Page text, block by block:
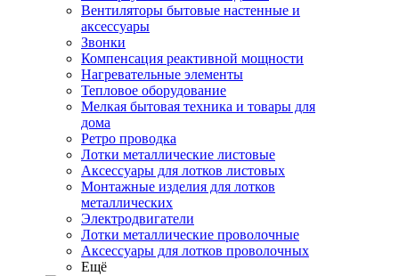
Вентиляторы бытовые настенные и
аксессуары
Звонки
Компенсация реактивной мощности
Нагревательные элементы
Тепловое оборудование
Мелкая бытовая техника и товары для
дома
Ретро проводка
Лотки металлические листовые
Аксессуары для лотков листовых
Монтажные изделия для лотков
металлических
Электродвигатели
Лотки металлические проволочные
Аксессуары для лотков проволочных
Ещё